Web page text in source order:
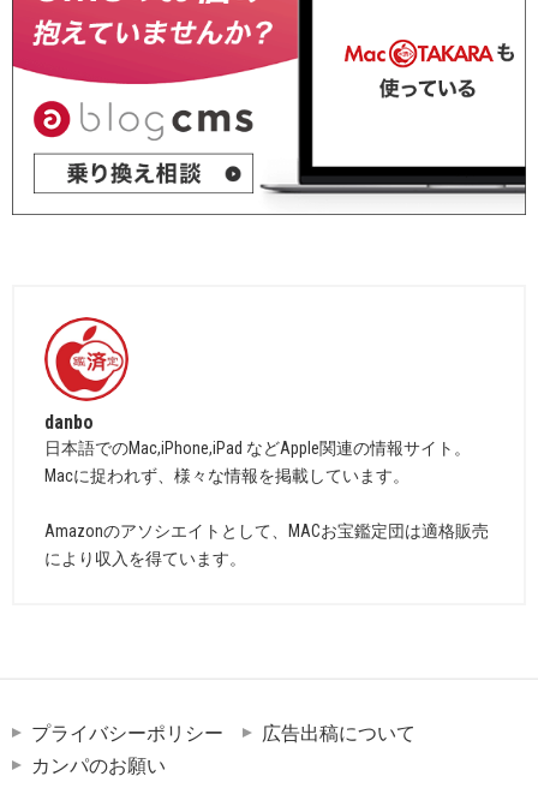
danbo
日本語でのMac,iPhone,iPad などApple関連の情報サイト。
Macに捉われず、様々な情報を掲載しています。
Amazonのアソシエイトとして、MACお宝鑑定団は適格販売
により収入を得ています。
プライバシーポリシー
広告出稿について
カンパのお願い